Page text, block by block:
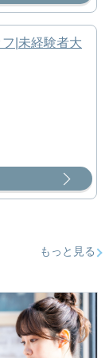
|未経験者大
もっと見る